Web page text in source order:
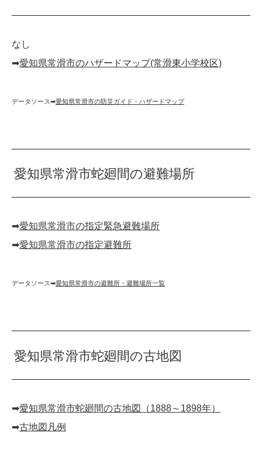
なし
➡︎愛知県常滑市のハザードマップ(常滑東小学校区)
データソース➡︎愛知県常滑市の防災ガイド・ハザードマップ
愛知県常滑市蛇廻間の避難場所
➡︎愛知県常滑市の指定緊急避難場所
➡︎愛知県常滑市の指定避難所
データソース➡︎愛知県常滑市の避難所・避難場所一覧
愛知県常滑市蛇廻間の古地図
➡︎愛知県常滑市蛇廻間の古地図（1888～1898年）
➡︎古地図凡例